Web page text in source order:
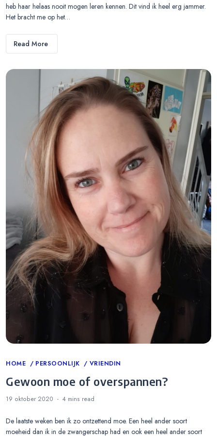
heb haar helaas nooit mogen leren kennen. Dit vind ik heel erg jammer.
Het bracht me op het…
Read More
Categories
HOME PERSOONLIJK VRIENDIN
Gewoon moe of overspannen?
19 oktober 2020 4 mins read
De laatste weken ben ik zo ontzettend moe. Een heel ander soort
moeheid dan ik in de zwangerschap had en ook een heel ander soort